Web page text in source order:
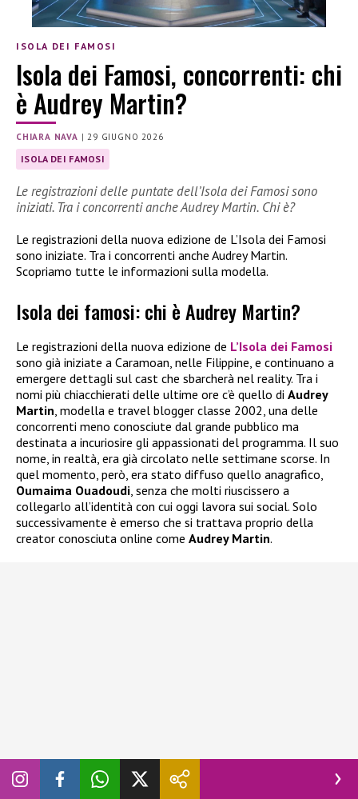
ISOLA DEI FAMOSI
Isola dei Famosi, concorrenti: chi
è Audrey Martin?
CHIARA NAVA |29 GIUGNO 2026
ISOLA DEI FAMOSI
Le registrazioni delle puntate dell’Isola dei Famosi sono
iniziati. Tra i concorrenti anche Audrey Martin. Chi è?
Le registrazioni della nuova edizione de L’Isola dei Famosi
sono iniziate. Tra i concorrenti anche Audrey Martin.
Scopriamo tutte le informazioni sulla modella.
Isola dei famosi: chi è Audrey Martin?
Le registrazioni della nuova edizione de L’Isola dei Famosi
sono già iniziate a Caramoan, nelle Filippine, e continuano a
emergere dettagli sul cast che sbarcherà nel reality. Tra i
nomi più chiacchierati delle ultime ore c’è quello di Audrey
Martin, modella e travel blogger classe 2002, una delle
concorrenti meno conosciute dal grande pubblico ma
destinata a incuriosire gli appassionati del programma. Il suo
nome, in realtà, era già circolato nelle settimane scorse. In
quel momento, però, era stato diffuso quello anagrafico,
Oumaima Ouadoudi, senza che molti riuscissero a
collegarlo all’identità con cui oggi lavora sui social. Solo
successivamente è emerso che si trattava proprio della
creator conosciuta online come Audrey Martin.
Non ci sono moltissime informazioni in rete, ma una vecchia